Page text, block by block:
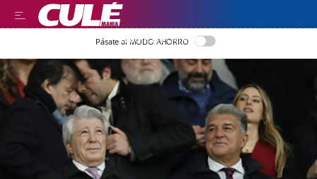
LLEGIR EN CATALÀ
Pásate al MODO AHORRO